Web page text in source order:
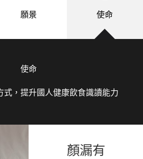
願景 使命
使命
式，提升國人健康飲食識讀能力
顏漏有